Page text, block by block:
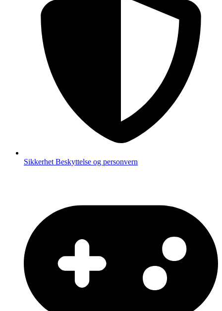
Sikkerhet Beskyttelse og personvern